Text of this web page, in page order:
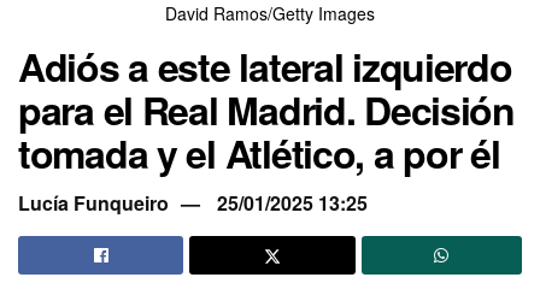
David Ramos/Getty Images
Adiós a este lateral izquierdo
para el Real Madrid. Decisión
tomada y el Atlético, a por él
Lucía Funqueiro 25/01/2025 13:25